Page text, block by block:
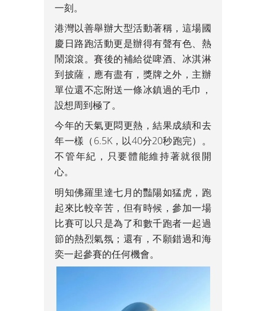
一刻。
港灣以善舉辦大型活動著稱，這場國
慶日路跑活動更是辦得有聲有色、熱
鬧滾滾。賽後的補給從啤酒、冰淇淋
到披薩，應有盡有，獎牌之外，主辦
單位還不忘附送一條冰鎮過的毛巾，
設想周到極了。
今年的天氣更悶更熱，結果成績和去
年一樣（6.5K，以40分20秒跑完）。
不管年紀，只要體能維持著就很開
心。
明知佛羅里達七月的豔陽如猛虎，跑
起來比較辛苦，但有時候，參加一場
比賽可以只是為了和數千跑者一起過
節的熱烈氣氛；還有，不願錯過和海
奕一起參賽的任何機會。